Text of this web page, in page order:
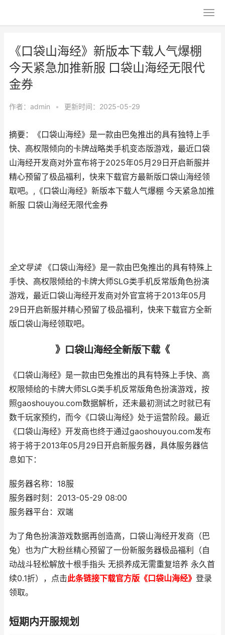
《口袋山海经》新版本下载人气爆棚
今天紧急加推新服 口袋山海经无限代
金券
作者： admin • 更新时间：2025-05-29
摘要：《口袋山海经》是一款由巴兔推出的具有独特上手
快、高权限倾向的卡牌战略类手机变态版游戏，最近口袋
山海经开发商对外宣布将于2025年05月29日开启新服并
精心预留了极品福利，快来下载官方最新版口袋山海经领
取吧。,《口袋山海经》新版本下载人气爆棚 今天紧急加推
新服 口袋山海经无限代金券
全文导读《口袋山海经》是一款由巴兔推出的具有特殊上
手快、高权限倾给的卡牌大师SLG类手机反常版角色扮演
游戏，最近口袋山海经开发商对外官宣将于2013年05月
29日开启新服并精心预留了极品福利，快来下载官方全新
版口袋山海经领取吧。
》口袋山海经全新版下载《
《口袋山海经》是一款由巴兔推出的具有特殊上手快、高
权限倾给的卡牌大师SLG类手机反常版角色扮演游戏，按
照gaoshouyou.com数据解析，还未最初测试之时就已有
数千玩家预约，而今《口袋山海经》处于运营阶段。最近
《口袋山海经》开发商也终于通过gaoshouyou.com发布
将于将于2013年05月29日开启新服务器，具体服务器信
息如下：
服务器名称：18服
服务器时刻：2013-05-29 08:00
服务器平台：双端
为了角色扮演游戏数据再创造高，口袋山海经开发商（巴
兔）也为广大粉丝精心预留了一份新服务器极品福利（自
动战斗轻松解放十根手指头 无损养成无需重复培养 永久首
续0.1折），点击此条链接下载官方版《口袋山海经》 登录
领取。
短期内开服规划